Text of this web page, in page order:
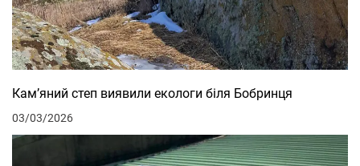
Кам’яний степ виявили екологи біля Бобринця
03/03/2026